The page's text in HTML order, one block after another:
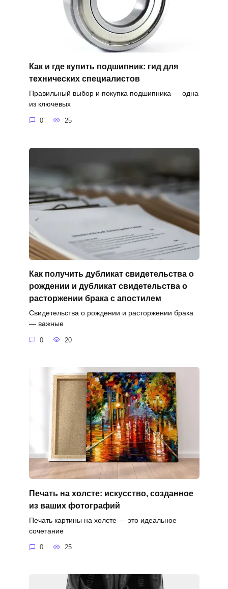
Как и где купить подшипник: гид для
технических специалистов
Правильный выбор и покупка подшипника — одна
из ключевых
0 25
Как получить дубликат свидетельства о
рождении и дубликат свидетельства о
расторжении брака с апостилем
Свидетельства о рождении и расторжении брака
— важные
0 20
Печать на холсте: искусство, созданное
из ваших фотографий
Печать картины на холсте — это идеальное
сочетание
0 25